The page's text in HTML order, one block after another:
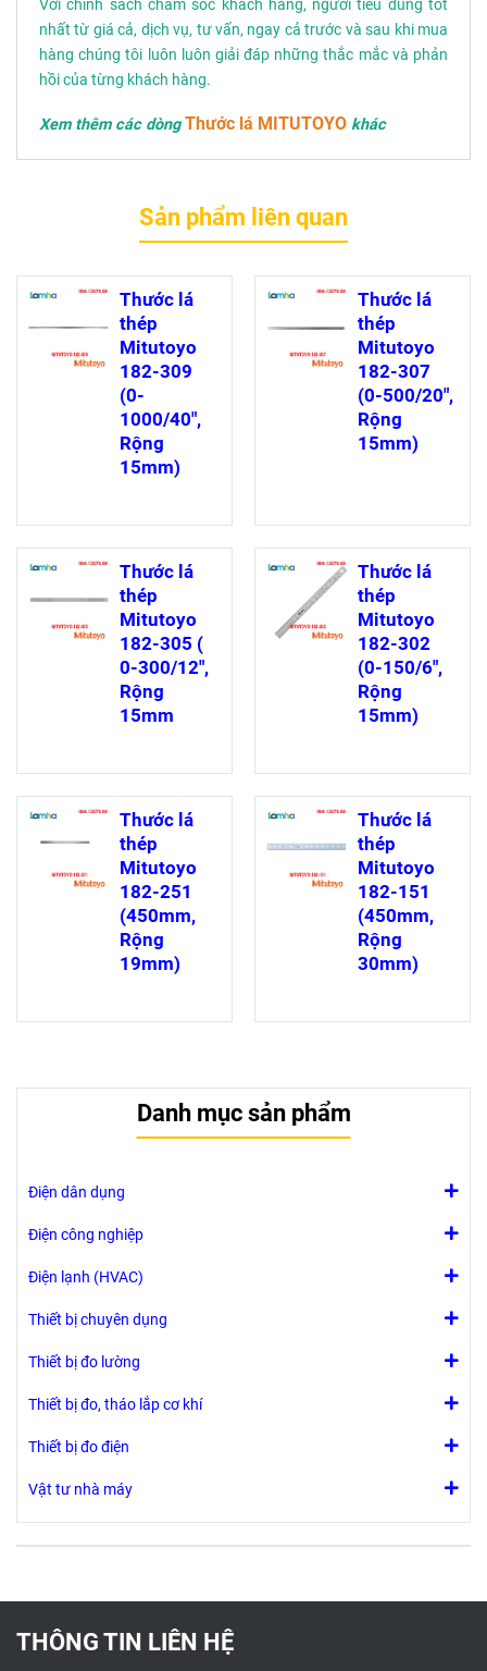
Với chính sách chăm sóc khách hàng, người tiêu dùng tốt
nhất từ giá cả, dịch vụ, tư vấn, ngay cả trước và sau khi mua
hàng chúng tôi luôn luôn giải đáp những thắc mắc và phản
hồi của từng khách hàng.
Xem thêm các dòng Thước lá MITUTOYO khác
Sản phẩm liên quan
Thước lá
thép
Mitutoyo
182-309
(0-
1000/40",
Rộng
15mm)
Thước lá
thép
Mitutoyo
182-307
(0-500/20",
Rộng
15mm)
Thước lá
thép
Mitutoyo
182-305 (
0-300/12",
Rộng
15mm
Thước lá
thép
Mitutoyo
182-302
(0-150/6",
Rộng
15mm)
Thước lá
thép
Mitutoyo
182-251
(450mm,
Rộng
19mm)
Thước lá
thép
Mitutoyo
182-151
(450mm,
Rộng
30mm)
Danh mục sản phẩm
Điện dân dụng
Điện công nghiệp
Điện lạnh (HVAC)
Thiết bị chuyên dụng
Thiết bị đo lường
Thiết bị đo, tháo lắp cơ khí
Thiết bị đo điện
Vật tư nhà máy
THÔNG TIN LIÊN HỆ